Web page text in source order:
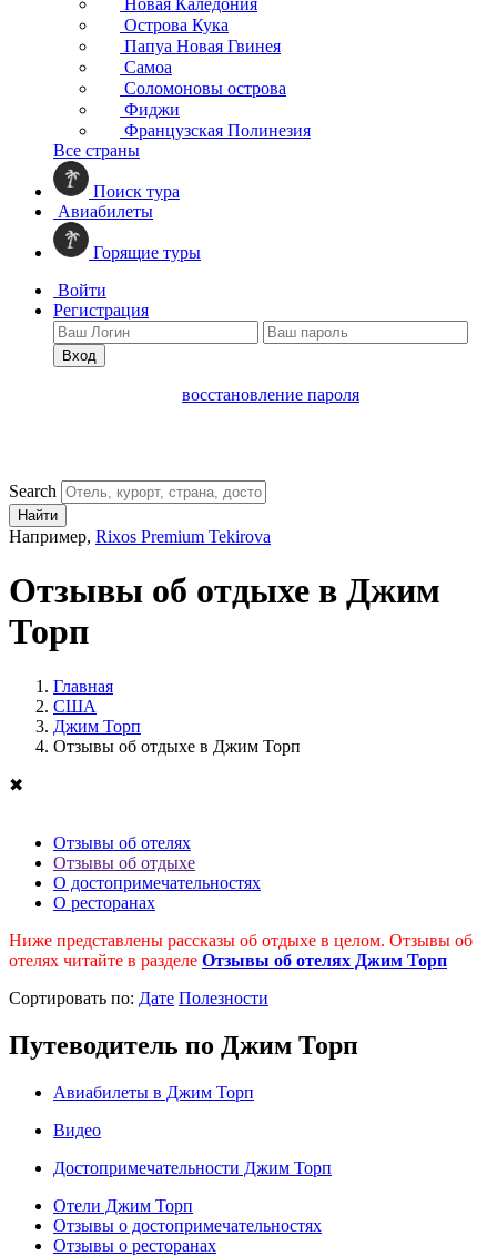
Новая Каледония
Острова Кука
Папуа Новая Гвинея
Самоа
Соломоновы острова
Фиджи
Французская Полинезия
Все страны
Поиск тура
Авиабилеты
Горящие туры
Войти
Регистрация
Вход
восстановление пароля
Search
Найти
Например, Rixos Premium Tekirova
Отзывы об отдыхе в Джим
Торп
Главная
США
Джим Торп
Отзывы об отдыхе в Джим Торп
✖
Отзывы об отелях
Отзывы об отдыхе
О достопримечательностях
О ресторанах
Ниже представлены рассказы об отдыхе в целом. Отзывы об
отелях читайте в разделе Отзывы об отелях Джим Торп
Cортировать по: Дате Полезности
Путеводитель по Джим Торп
Авиабилеты в Джим Торп
Видео
Достопримечательности Джим Торп
Отели Джим Торп
Отзывы о достопримечательностях
Отзывы о ресторанах